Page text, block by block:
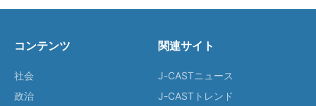
コンテンツ
社会
政治
関連サイト
J-CASTニュース
J-CASTトレンド